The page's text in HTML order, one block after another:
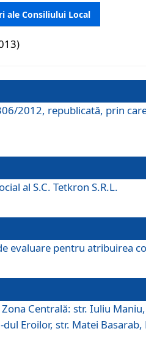
ale Consiliului Local
2012, republicată, prin
al S.C. Tetkron S.R.L.
evaluare pentru atribuirea
Zona Centrală: str. Iuliu
Eroilor, str. Matei